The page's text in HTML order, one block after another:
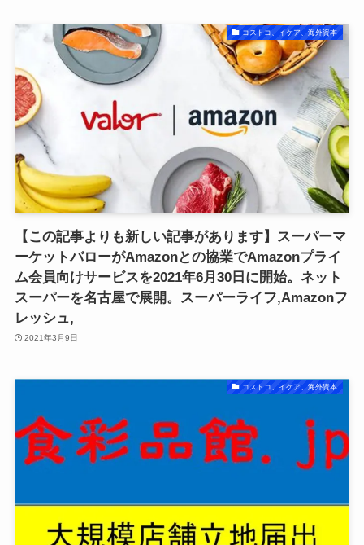
コストコ、イケア、海外資本
【この記事よりも新しい記事があります】スーパーマ
ーケットバローがAmazonとの協業でAmazonプライ
ム会員向けサービスを2021年6月30日に開始。ネット
スーパーを名古屋で展開。スーパーライフ,Amazonフ
レッシュ,
2021年3月9日
コストコ、イケア、海外資本